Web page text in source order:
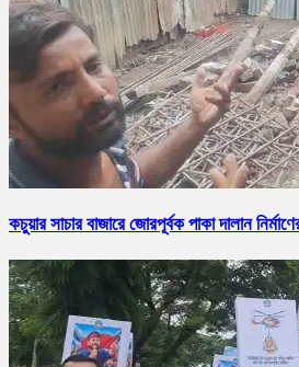
কচুয়ার সাচার বাজারে জোরপূর্বক পাকা দালান